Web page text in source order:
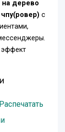
на дерево
с
эффект
Распечатать